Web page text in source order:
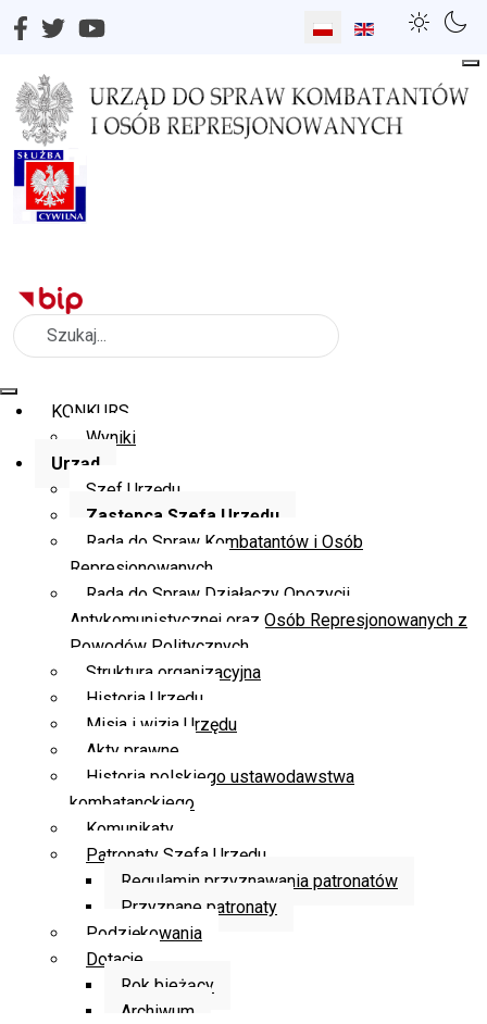
Wybierz swój język
Szukaj
KONKURS
Wyniki
Urząd
Szef Urzędu
Zastępca Szefa Urzędu
Rada do Spraw Kombatantów i Osób
Represjonowanych
Rada do Spraw Działaczy Opozycji
Antykomunistycznej oraz Osób Represjonowanych z
Powodów Politycznych
Struktura organizacyjna
Historia Urzędu
Misja i wizja Urzędu
Akty prawne
Historia polskiego ustawodawstwa
kombatanckiego
Komunikaty
Patronaty Szefa Urzędu
Regulamin przyznawania patronatów
Przyznane patronaty
Podziękowania
Dotacje
Rok bieżący
Archiwum